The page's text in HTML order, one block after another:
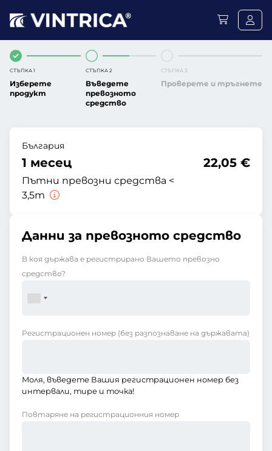
СТЪПКА 1
Изберете
продукт
СТЪПКА 2
Въведете
превозното
средство
СТЪПКА 3
Проверете и тръгнете
България
1 месец
Пътни превозни средства <
3,5т
22,05 €
Данни за превозното средство
В коя държава е регистрирано Вашето превозно
средство?
Регистрационен номер (без разпознаване на държавата)
Моля, въведете Вашия регистрационен номер без
интервали, тире и точка!
Повтаряне на регистрационния номер